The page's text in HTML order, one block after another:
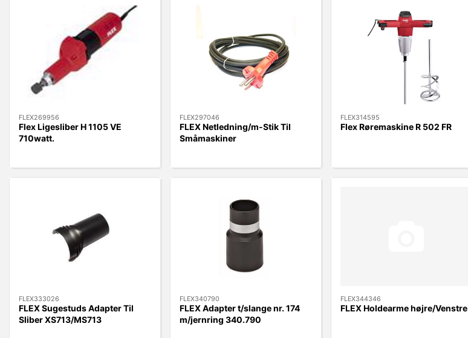
FLEX269956
Flex Ligesliber H 1105 VE
710watt.
FLEX297046
FLEX Netledning/m-Stik Til
Småmaskiner
FLEX314595
Flex Røremaskine R 502 FR
FLEX333026
FLEX Sugestuds Adapter Til
Sliber XS713/MS713
FLEX340790
FLEX Adapter t/slange nr. 174
m/jernring 340.790
FLEX344346
FLEX Holdearme højre/Venstre